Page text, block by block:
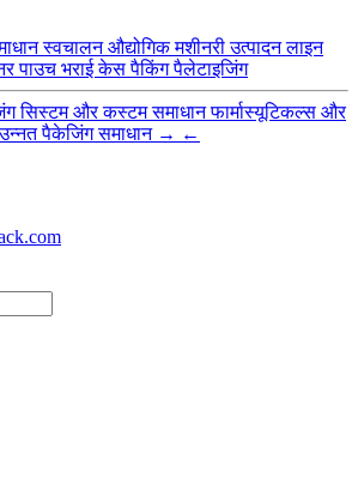
स्वचालनऔद्योगिक मशीनरीउत्पादन लाइन
पाउच भराईकेस पैकिंगपैलेटाइजिंग
सिस्टम और कस्टम समाधान फार्मास्यूटिकल्स और
पैकेजिंग समाधान → ←